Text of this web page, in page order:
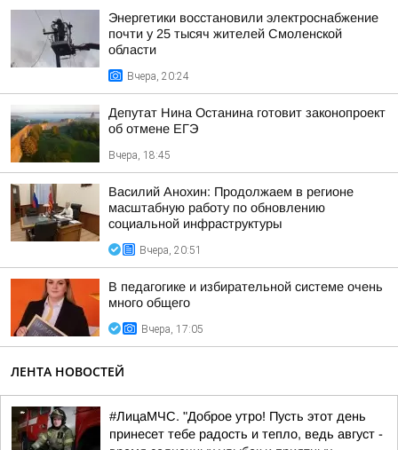
Энергетики восстановили электроснабжение
почти у 25 тысяч жителей Смоленской
области
Вчера, 20:24
Депутат Нина Останина готовит законопроект
об отмене ЕГЭ
Вчера, 18:45
Василий Анохин: Продолжаем в регионе
масштабную работу по обновлению
социальной инфраструктуры
Вчера, 20:51
В педагогике и избирательной системе очень
много общего
Вчера, 17:05
ЛЕНТА НОВОСТЕЙ
#ЛицаМЧС. "Доброе утро! Пусть этот день
принесет тебе радость и тепло, ведь август -